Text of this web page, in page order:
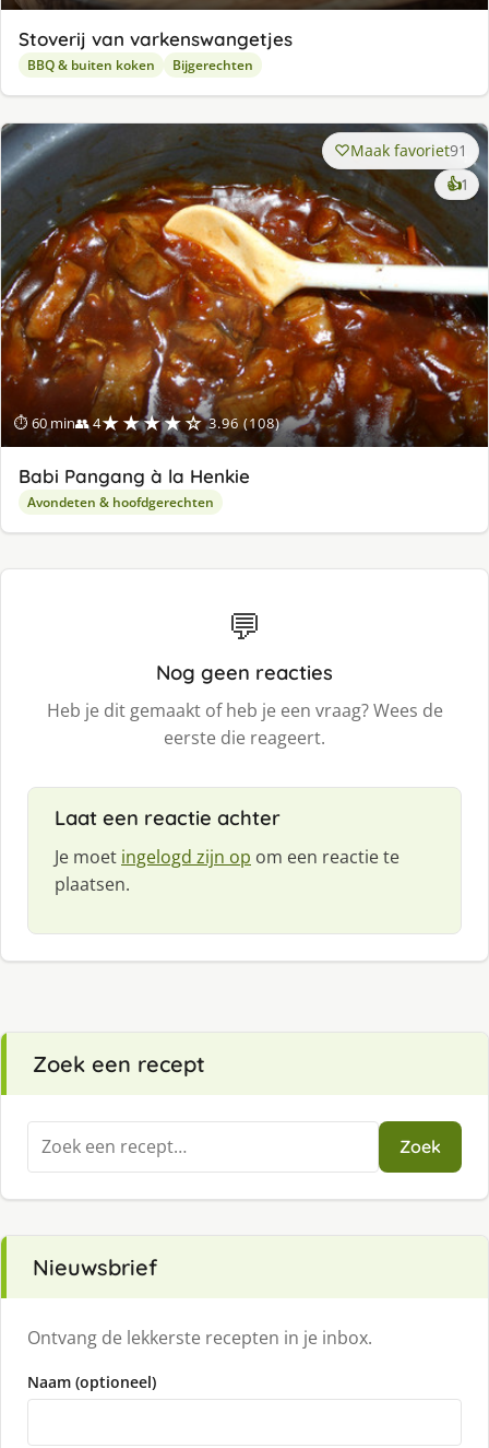
Stoverij van varkenswangetjes
BBQ & buiten koken Bijgerechten
⏱ 60 min👥 4★★★★☆ 3.96 (108)
Maak favoriet91
👍1
Babi Pangang à la Henkie
Avondeten & hoofdgerechten
💬
Nog geen reacties
Heb je dit gemaakt of heb je een vraag? Wees de
eerste die reageert.
Laat een reactie achter
Je moet ingelogd zijn op om een reactie te
plaatsen.
Zoek een recept
Zoeken
naar:
Zoek
Nieuwsbrief
Ontvang de lekkerste recepten in je inbox.
Naam (optioneel)